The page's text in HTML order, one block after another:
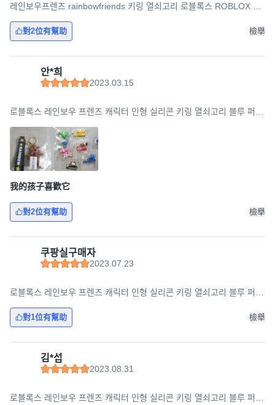
레인보우프렌즈 rainbowfriends 키링 열쇠고리 로블록스 ROBLOX 인
對2位有幫助 檢舉
안*희
2023.03.15
로블록스 레인보우 프렌즈 캐릭터 인형 실리콘 키링 열쇠고리 블루 퍼플
我的孩子喜歡它
對2位有幫助 檢舉
쿠팡실구매자
2023.07.23
로블록스 레인보우 프렌즈 캐릭터 인형 실리콘 키링 열쇠고리 블루 퍼플
對1位有幫助 檢舉
김*섭
2023.08.31
로블록스 레인보우 프렌즈 캐릭터 인형 실리콘 키링 열쇠고리 블루 퍼플